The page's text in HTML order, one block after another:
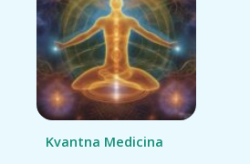
Kvantna Medicina